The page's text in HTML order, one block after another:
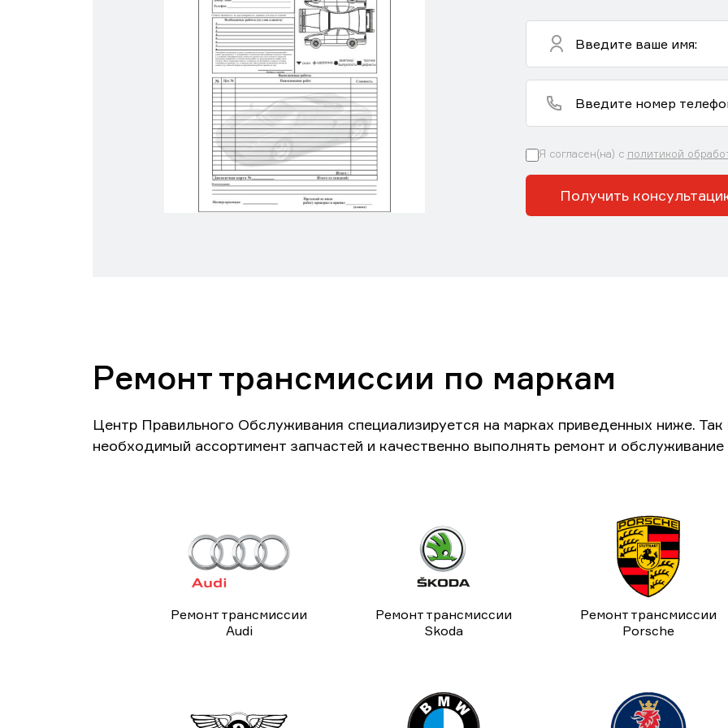
Я согласен(на) с политикой
Получить
Ремонт трансмиссии по маркам
Центр Правильного Обслуживания специализируется на марках приведенных ниже.
необходимый ассортимент запчастей и качественно выполнять ремонт и
Ремонт трансмиссии
Audi
Ремонт трансмиссии
Skoda
Ремонт трансмиссии
Porsche